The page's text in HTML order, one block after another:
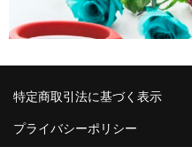
特定商取引法に基づく表示
プライバシーポリシー